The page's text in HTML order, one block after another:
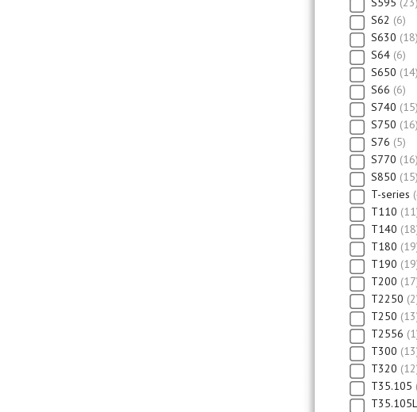
S62
6
S630 18
S64 6
S650 14
S66 6
S740 15
S750 16
S76
5
S770 16
S850 15
T-series
T110 11
T140 18
T180 19
T190 19
T200 17
T2250 2
T250 13
T2556 1
T300 13
T320 12
T35.105
T35.105L